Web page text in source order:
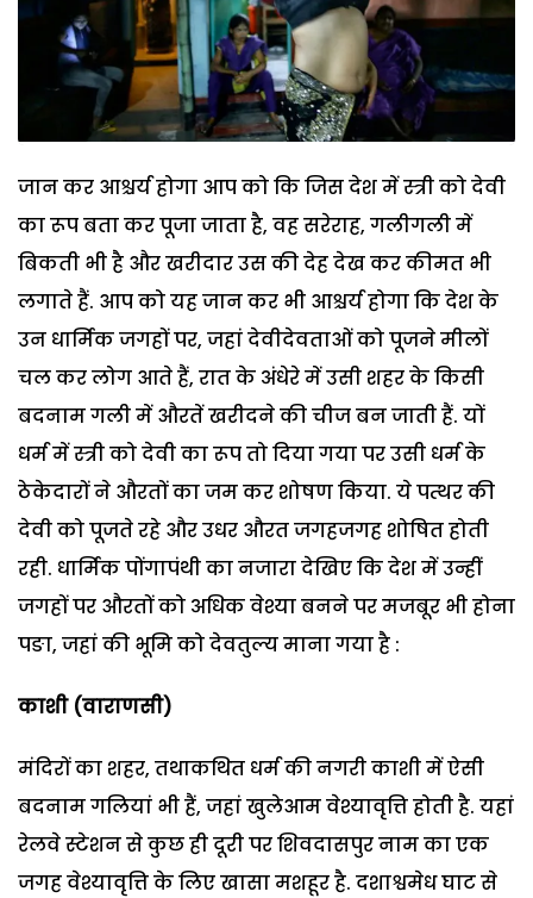
जान कर आश्चर्य होगा आप को कि जिस देश में स्त्री को देवी
का रूप बता कर पूजा जाता है, वह सरेराह, गलीगली में
बिकती भी है और खरीदार उस की देह देख कर कीमत भी
लगाते हैं. आप को यह जान कर भी आश्चर्य होगा कि देश के
उन धार्मिक जगहों पर, जहां देवीदेवताओं को पूजने मीलों
चल कर लोग आते हैं, रात के अंधेरे में उसी शहर के किसी
बदनाम गली में औरतें खरीदने की चीज बन जाती हैं. यों
धर्म में स्त्री को देवी का रूप तो दिया गया पर उसी धर्म के
ठेकेदारों ने औरतों का जम कर शोषण किया. ये पत्थर की
देवी को पूजते रहे और उधर औरत जगहजगह शोषित होती
रही. धार्मिक पोंगापंथी का नजारा देखिए कि देश में उन्हीं
जगहों पर औरतों को अधिक वेश्या बनने पर मजबूर भी होना
पङा, जहां की भूमि को देवतुल्य माना गया है :
काशी (वाराणसी)
मंदिरों का शहर, तथाकथित धर्म की नगरी काशी में ऐसी
बदनाम गलियां भी हैं, जहां खुलेआम वेश्यावृत्ति होती है. यहां
रेलवे स्टेशन से कुछ ही दूरी पर शिवदासपुर नाम का एक
जगह वेश्यावृत्ति के लिए खासा मशहूर है. दशाश्वमेध घाट से